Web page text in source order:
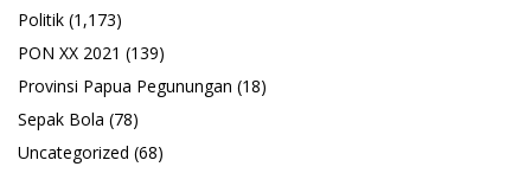
Politik (1,173)
PON XX 2021 (139)
Provinsi Papua Pegunungan (18)
Sepak Bola (78)
Uncategorized (68)